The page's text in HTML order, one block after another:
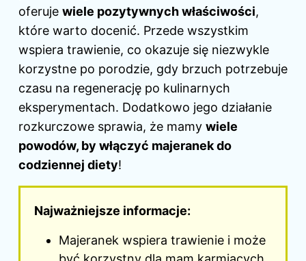
oferuje wiele pozytywnych właściwości,
które warto docenić. Przede wszystkim
wspiera trawienie, co okazuje się niezwykle
korzystne po porodzie, gdy brzuch potrzebuje
czasu na regenerację po kulinarnych
eksperymentach. Dodatkowo jego działanie
rozkurczowe sprawia, że mamy wiele
powodów, by włączyć majeranek do
codziennej diety!
Najważniejsze informacje:
Majeranek wspiera trawienie i może